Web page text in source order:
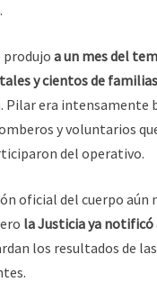
produjo a un mes del
y cientos de
Pilar era intensamente
y voluntarios
del operativo.
oficial del cuerpo aún
la Justicia ya
los resultados de